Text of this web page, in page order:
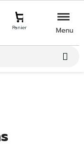
Panier Menu